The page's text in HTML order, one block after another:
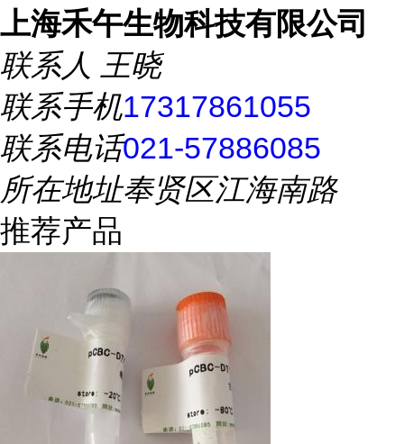
上海禾午生物科技有限公司
联系人 王晓
联系手机17317861055
联系电话021-57886085
所在地址奉贤区江海南路
推荐产品